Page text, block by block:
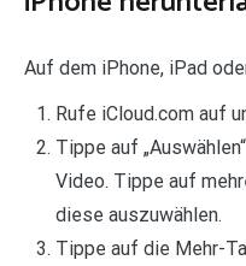
Auf dem iPhone, iPad
Rufe iCloud.com auf
Tippe auf
Video. Tippe auf
diese auszuwählen.
Tippe auf die Mehr-